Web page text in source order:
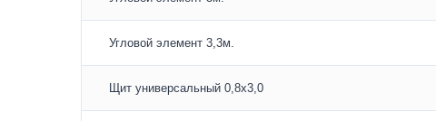
Угловой элемент 3,3м.
Щит универсальный 0,8х3,0